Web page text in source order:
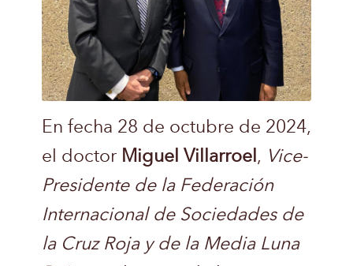
En fecha 28 de octubre de 2024,
el doctor Miguel Villarroel , Vice-
Presidente de la Federación
Internacional de Sociedades de
la Cruz Roja y de la Media Luna